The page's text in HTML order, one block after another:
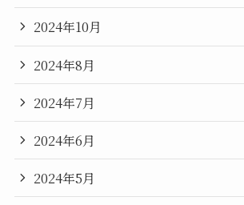
2024年10月
2024年8月
2024年7月
2024年6月
2024年5月